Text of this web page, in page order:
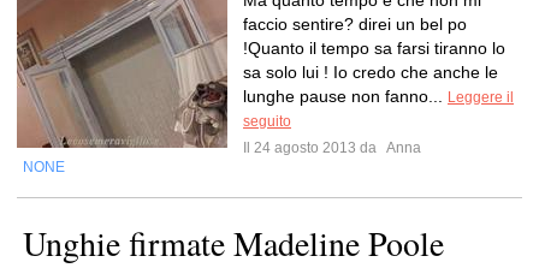
faccio sentire? direi un bel po
!Quanto il tempo sa farsi tiranno lo
sa solo lui ! Io credo che anche le
lunghe pause non fanno...
Leggere il
seguito
Il 24 agosto 2013 da Anna
NONE
Unghie firmate Madeline Poole